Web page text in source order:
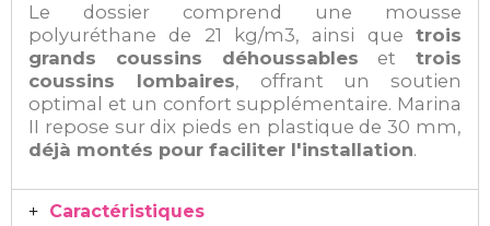
Le dossier comprend une mousse
polyuréthane de 21 kg/m3, ainsi que trois
grands coussins déhoussables et trois
coussins lombaires, offrant un soutien
optimal et un confort supplémentaire. Marina
II repose sur dix pieds en plastique de 30 mm,
déjà montés pour faciliter l'installation.
Caractéristiques